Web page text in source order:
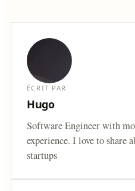
ÉCRIT PAR
Hugo
Software Engineer with
experience. I love to share
startups